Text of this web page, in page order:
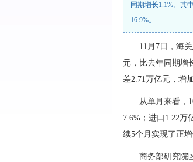
同期增长1.1%。其
16.9%。
11月7日，海
元，比去年同期增
差2.71万亿元，增
从单月来看，
7.6%；进口1.22万
续5个月实现了正增
商务部研究院